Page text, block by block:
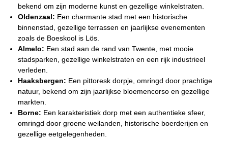
bekend om zijn moderne kunst en gezellige winkelstraten.
Oldenzaal: Een charmante stad met een historische
binnenstad, gezellige terrassen en jaarlijkse evenementen
zoals de Boeskool is Lös.
Almelo: Een stad aan de rand van Twente, met mooie
stadsparken, gezellige winkelstraten en een rijk industrieel
verleden.
Haaksbergen: Een pittoresk dorpje, omringd door prachtige
natuur, bekend om zijn jaarlijkse bloemencorso en gezellige
markten.
Borne: Een karakteristiek dorp met een authentieke sfeer,
omringd door groene weilanden, historische boerderijen en
gezellige eetgelegenheden.